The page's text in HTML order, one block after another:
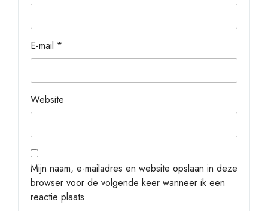
E-mail *
Website
Mijn naam, e-mailadres en website opslaan in deze
browser voor de volgende keer wanneer ik een
reactie plaats.